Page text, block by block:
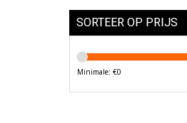
SORTEER OP PRIJS
Minimale: €0